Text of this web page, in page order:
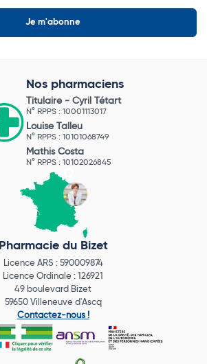
Nos pharmaciens
Titulaire - Cyril Tétart
N° RPPS : 10001113017
Louise Talleu
N° RPPS : 10101068749
Mathis Costa
N° RPPS : 10102026845
Pharmacie du Bizet
Licence ARS : 590009874
Licence Ordinale : 126921
49 boulevard Bizet
59650 Villeneuve d'Ascq
Contactez-nous !